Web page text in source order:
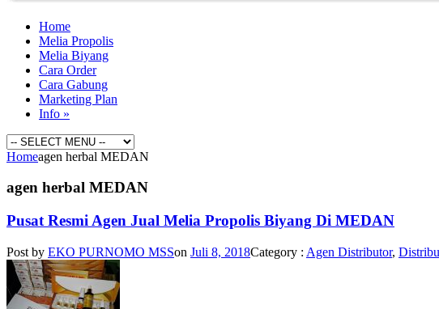
Home
Melia Propolis
Melia Biyang
Cara Order
Cara Gabung
Marketing Plan
Info »
Homeagen herbal MEDAN
agen herbal MEDAN
Pusat Resmi Agen Jual Melia Propolis Biyang Di MEDAN
Post by EKO PURNOMO MSSon Juli 8, 2018Category : Agen Distributor,